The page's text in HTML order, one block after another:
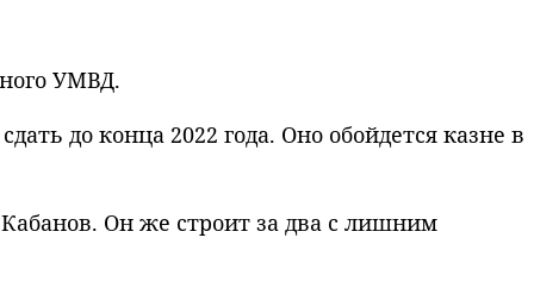
УМВД.
до конца 2022 года. Оно обойдется казне в
Он же строит за два с лишним